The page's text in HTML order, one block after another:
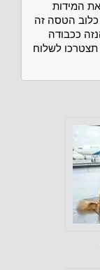
המידות
הטסה זה
ככבודה
תצטרכו לשלוח